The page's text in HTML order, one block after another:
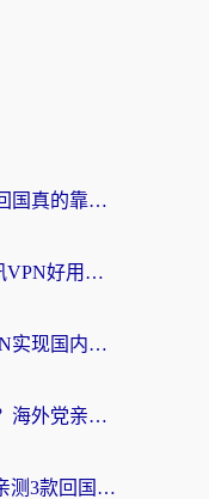
海外党必看：电脑免费VPN回国真的靠谱吗？附实测对比与最优方案指南
海外党必看：ChickCN和腾讯VPN好用吗？3招选对回国加速器，告别地区限制
海外党必看：如何选好用VPN实现国内资源无缝访问？从越南到全球都适用
从法国回国内的VPN怎么挑？海外党亲测：稳定、多端、安全才是关键
斧牛和闪疾哪个好？海外党亲测3款回国加速器，教你选到不踩坑的那一款